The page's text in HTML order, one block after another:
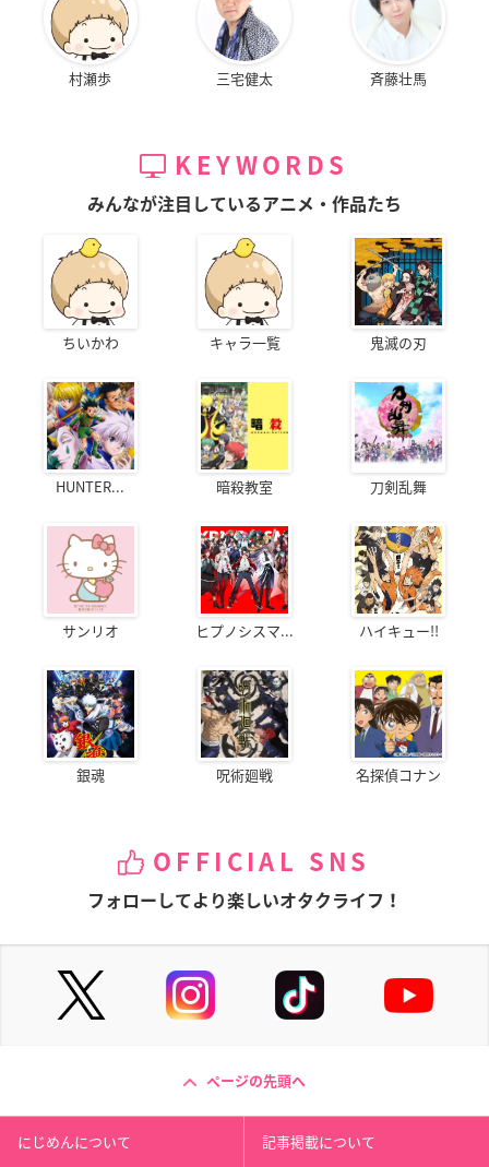
村瀬歩 三宅健太 斉藤壮馬
KEYWORDS
みんなが注目しているアニメ・作品たち
ちいかわ キャラ一覧 鬼滅の刃
HUNTER... 暗殺教室 刀剣乱舞
サンリオ ヒプノシスマ... ハイキュー!!
銀魂 呪術廻戦 名探偵コナン
OFFICIAL SNS
フォローしてより楽しいオタクライフ！
ページの先頭へ
にじめんについて 記事掲載について